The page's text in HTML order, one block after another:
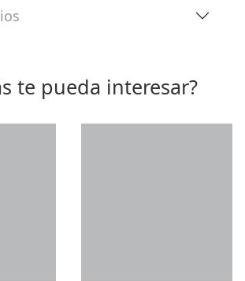
te pueda interesar?